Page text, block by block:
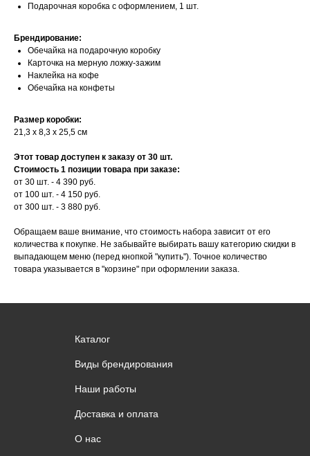
Подарочная коробка с оформлением, 1 шт.
Брендирование:
Обечайка на подарочную коробку
Карточка на мерную ложку-зажим
Наклейка на кофе
Обечайка на конфеты
Размер коробки:
21,3 х 8,3 х 25,5 см
Этот товар доступен к заказу от 30 шт.
Стоимость 1 позиции товара при заказе:
от 30 шт. - 4 390 руб.
от 100 шт. - 4 150 руб.
от 300 шт. - 3 880 руб.
Обращаем ваше внимание, что стоимость набора зависит от его
количества к покупке. Не забывайте выбирать вашу категорию скидки в
выпадающем меню (перед кнопкой "купить"). Точное количество
товара указывается в "корзине" при оформлении заказа.
О нас
Каталог
Виды брендирования
Наши работы
Доставка и оплата